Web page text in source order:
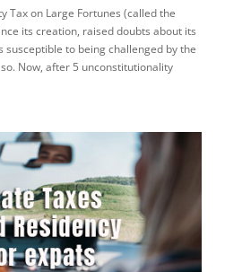
Tax on Large Fortunes (called the
its creation, raised doubts about its
susceptible to being challenged by the
Now, after 5 unconstitutionality